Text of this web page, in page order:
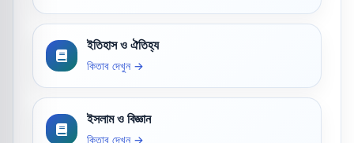
ইতিহাস ও ঐতিহ্য
কিতাব দেখুন →
ইসলাম ও বিজ্ঞান
কিতাব দেখুন →